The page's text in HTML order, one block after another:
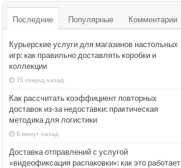
Последние Популярные Комментарии
Курьерские услуги для магазинов настольных
игр: как правильно доставлять коробки и
коллекции
15 секунд назад
Как рассчитать коэффициент повторных
доставок из‑за недоставки: практическая
методика для логистики
6 минут назад
Доставка отправлений с услугой
«видеофиксация распаковки»: как это работает